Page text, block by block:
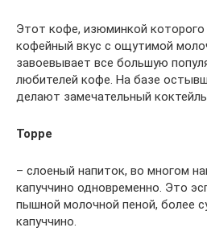
Этот кофе, изюминкой
кофейный вкус с ощутимой
завоевывает все большую
любителей кофе. На базе
делают замечательный
Торре
– слоеный напиток, во многом
капуччино одновременно. Это
пышной молочной пеной, более
капуччино.